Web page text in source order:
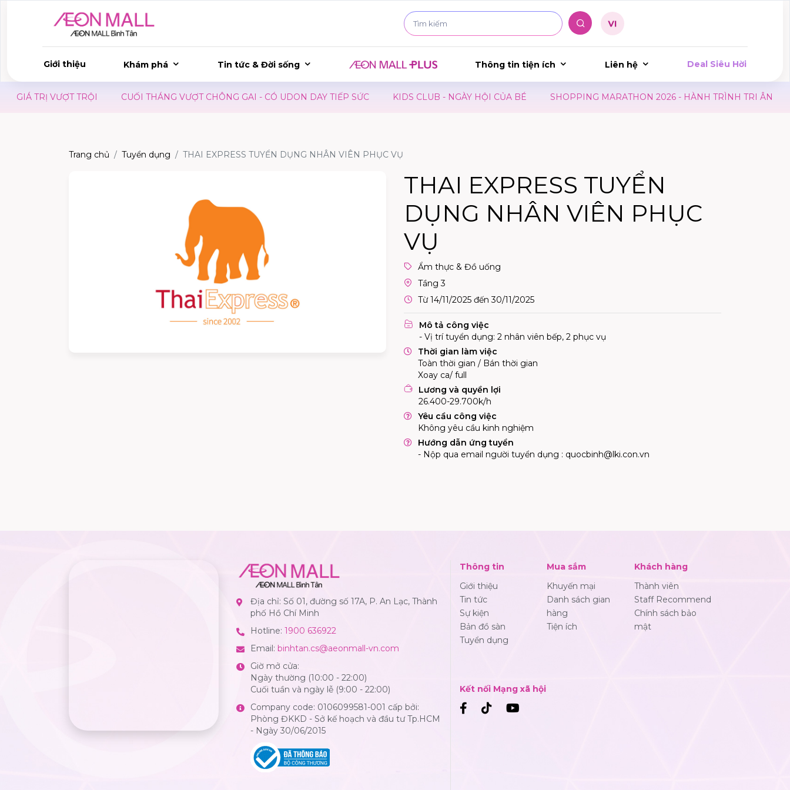
Giới thiệu Khám phá Tin tức & Đời sống Thông tin tiện ích Liên hệ Deal Siêu Hời
TRỊ VƯỢT TRỘI CUỐI THÁNG VƯỢT CHÔNG GAI - CÓ UDON DAY TIẾP SỨC KIDS CLUB - NGÀY HỘI CỦA BÉ SHOPPING MARATHON 2026 - HÀNH TRÌNH TRI ÂN
Trang chủ Tuyển dụng THAI EXPRESS TUYỂN DỤNG NHÂN VIÊN PHỤC VỤ
THAI EXPRESS TUYỂN
DỤNG NHÂN VIÊN PHỤC
VỤ
Ẩm thực & Đồ uống
Tầng 3
Từ 14/11/2025 đến 30/11/2025
Mô tả công việc
- Vị trí tuyển dụng: 2 nhân viên bếp, 2 phục vụ
Thời gian làm việc
Toàn thời gian / Bán thời gian
Xoay ca/ full
Lương và quyền lợi
26.400-29.700k/h
Yêu cầu công việc
Không yêu cầu kinh nghiệm
Hướng dẫn ứng tuyển
- Nộp qua email người tuyển dụng : quocbinh@lki.con.vn
Địa chỉ: Số 01, đường số 17A, P. An Lạc, Thành
phố Hồ Chí Minh
Hotline: 1900 636922
Email: binhtan.cs@aeonmall-vn.com
Giờ mở cửa:
Ngày thường (10:00 - 22:00)
Cuối tuần và ngày lễ (9:00 - 22:00)
Company code: 0106099581-001 cấp bởi:
Phòng ĐKKD - Sở kế hoạch và đầu tư Tp.HCM
- Ngày 30/06/2015
Thông tin
Giới thiệu
Tin tức
Sự kiện
Bản đồ sàn
Tuyển dụng
Mua sắm
Khuyến mại
Danh sách gian
hàng
Tiện ích
Khách hàng
Thành viên
Staff Recommend
Chính sách bảo
mật
Kết nối Mạng xã hội